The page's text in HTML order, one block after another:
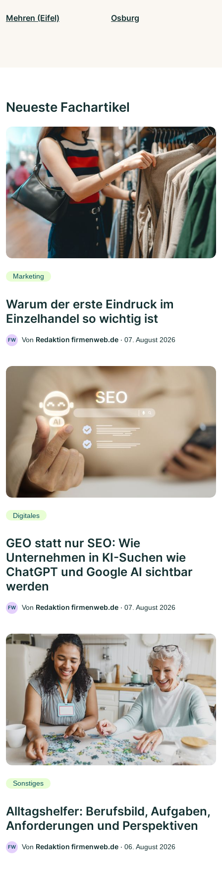
Mehren (Eifel) Osburg
Neueste Fachartikel
Marketing
Warum der erste Eindruck im
Einzelhandel so wichtig ist
FW Von Redaktion firmenweb.de ‧ 07. August 2026
Digitales
GEO statt nur SEO: Wie
Unternehmen in KI-Suchen wie
ChatGPT und Google AI sichtbar
werden
FW Von Redaktion firmenweb.de ‧ 07. August 2026
Sonstiges
Alltagshelfer: Berufsbild, Aufgaben,
Anforderungen und Perspektiven
FW Von Redaktion firmenweb.de ‧ 06. August 2026